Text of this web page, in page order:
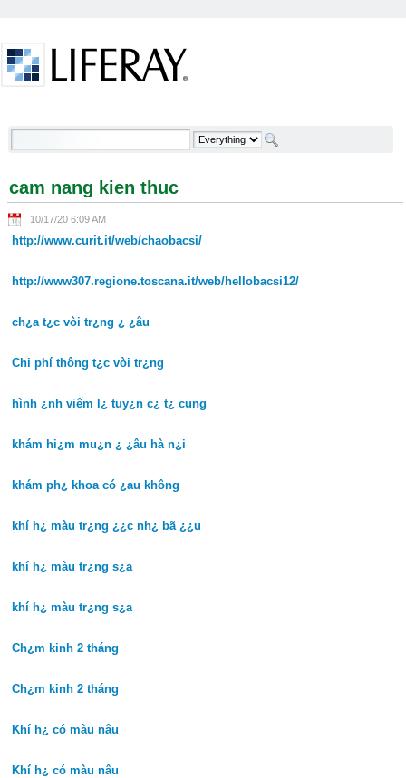
cam nang kien thuc - Welcome
cam nang kien thuc
10/17/20 6:09 AM
http://www.curit.it/web/chaobacsi/
http://www307.regione.toscana.it/web/hellobacsi12/
ch¿a t¿c vòi tr¿ng ¿ ¿âu
Chi phí thông t¿c vòi tr¿ng
hình ¿nh viêm l¿ tuy¿n c¿ t¿ cung
khám hi¿m mu¿n ¿ ¿âu hà n¿i
khám ph¿ khoa có ¿au không
khí h¿ màu tr¿ng ¿¿c nh¿ bã ¿¿u
khí h¿ màu tr¿ng s¿a
khí h¿ màu tr¿ng s¿a
Ch¿m kinh 2 tháng
Ch¿m kinh 2 tháng
Khí h¿ có màu nâu
Khí h¿ có màu nâu